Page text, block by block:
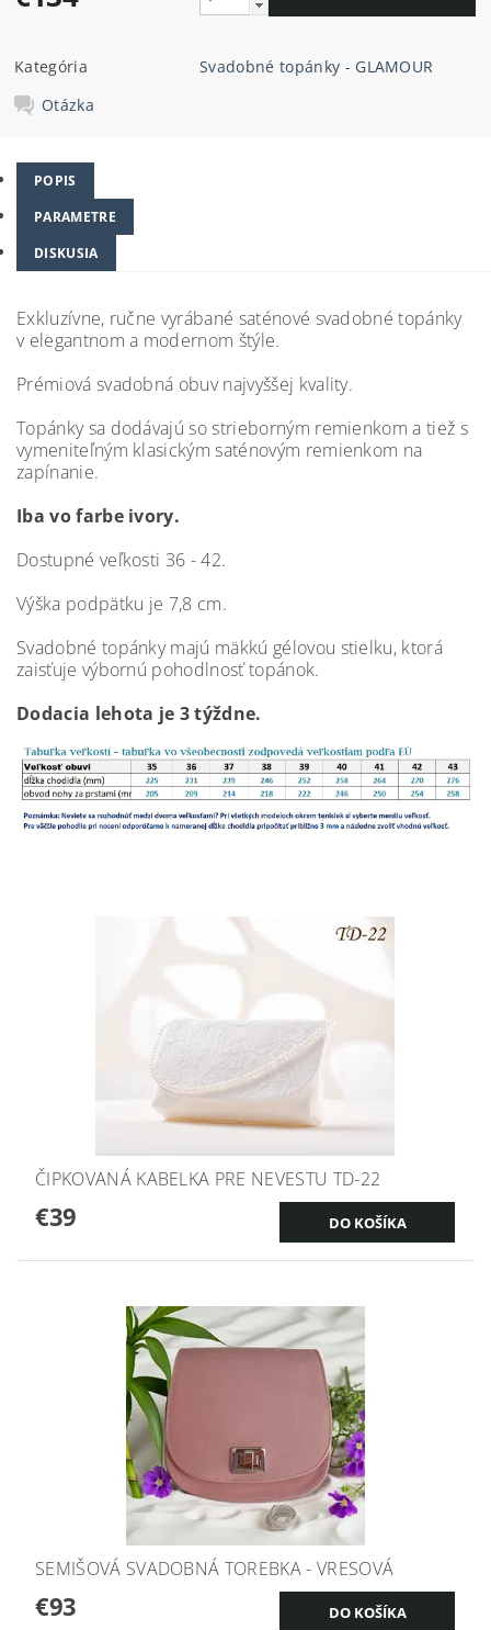
Kategória
Svadobné topánky - GLAMOUR
Otázka
POPIS
PARAMETRE
DISKUSIA
Exkluzívne, ručne vyrábané saténové svadobné topánky
v elegantnom a modernom štýle.
Prémiová svadobná obuv najvyššej kvality.
Topánky sa dodávajú so strieborným remienkom a tiež s
vymeniteľným klasickým saténovým remienkom na
zapínanie.
Iba vo farbe ivory.
Dostupné veľkosti 36 - 42.
Výška podpätku je 7,8 cm.
Svadobné topánky majú mäkkú gélovou stielku, ktorá
zaisťuje výbornú pohodlnosť topánok.
Dodacia lehota je 3 týždne.
ČIPKOVANÁ KABELKA PRE NEVESTU TD-22
€39
SEMIŠOVÁ SVADOBNÁ TOREBKA - VRESOVÁ
€93